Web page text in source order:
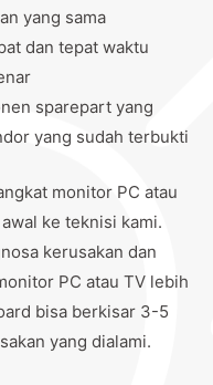
yang sama
dan tepat waktu
sparepart yang
yang sudah terbukti
monitor PC atau
ke teknisi kami.
kerusakan dan
PC atau TV lebih
bisa berkisar 3-5
yang dialami.